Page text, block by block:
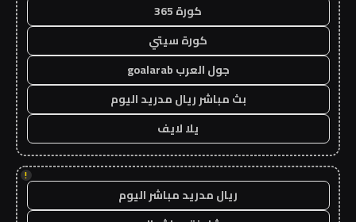
كورة 365
كورة سيتي
جول العرب goalarab
بث مباشر ريال مدريد اليوم
يلا لايف
!
ريال مدريد مباشر اليوم